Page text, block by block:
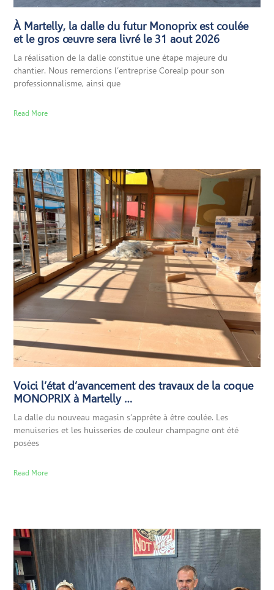
À Martelly, la dalle du futur Monoprix est coulée
et le gros œuvre sera livré le 31 aout 2026
La réalisation de la dalle constitue une étape majeure du
chantier. Nous remercions l’entreprise Corealp pour son
professionnalisme, ainsi que
Read More
Voici l’état d’avancement des travaux de la coque
MONOPRIX à Martelly …
La dalle du nouveau magasin s’apprête à être coulée. Les
menuiseries et les huisseries de couleur champagne ont été
posées
Read More